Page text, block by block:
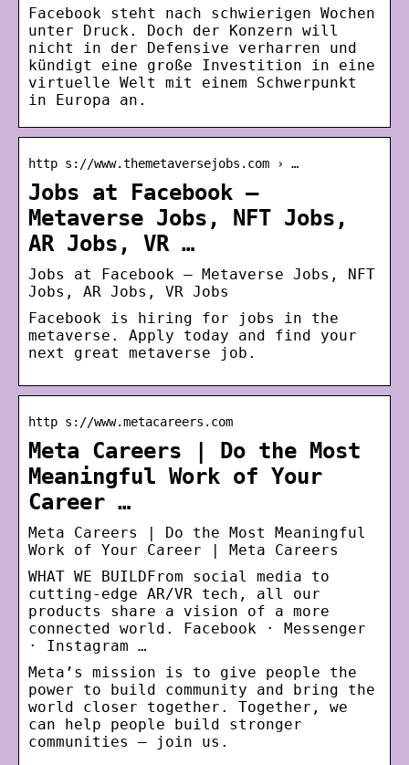
Facebook steht nach schwierigen Wochen
unter Druck. Doch der Konzern will
nicht in der Defensive verharren und
kündigt eine große Investition in eine
virtuelle Welt mit einem Schwerpunkt
in Europa an.
http s://www.themetaversejobs.com › …
Jobs at Facebook –
Metaverse Jobs, NFT Jobs,
AR Jobs, VR …
Jobs at Facebook – Metaverse Jobs, NFT
Jobs, AR Jobs, VR Jobs
Facebook is hiring for jobs in the
metaverse. Apply today and find your
next great metaverse job.
http s://www.metacareers.com
Meta Careers | Do the Most
Meaningful Work of Your
Career …
Meta Careers | Do the Most Meaningful
Work of Your Career | Meta Careers
WHAT WE BUILDFrom social media to
cutting-edge AR/VR tech, all our
products share a vision of a more
connected world. Facebook · Messenger
· Instagram …
Meta’s mission is to give people the
power to build community and bring the
world closer together. Together, we
can help people build stronger
communities – join us.